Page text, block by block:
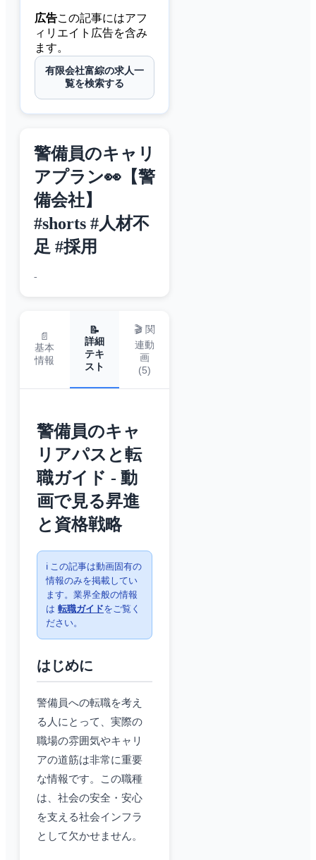
広告この記事にはアフ
ィリエイト広告を含み
ます。
有限会社富綜の求人一
覧を検索する
警備員のキャリ
アプラン👀【警
備会社】
#shorts #人材不
足 #採用
-
📄
基本
情報
📝
詳細
テキ
スト
🎬 関
連動
画
(5)
警備員のキャ
リアパスと転
職ガイド - 動
画で見る昇進
と資格戦略
ℹ️ この記事は動画固有の
情報のみを掲載してい
ます。業界全般の情報
は 転職ガイドをご覧く
ださい。
はじめに
警備員への転職を考え
る人にとって、実際の
職場の雰囲気やキャリ
アの道筋は非常に重要
な情報です。この職種
は、社会の安全・安心
を支える社会インフラ
として欠かせません。